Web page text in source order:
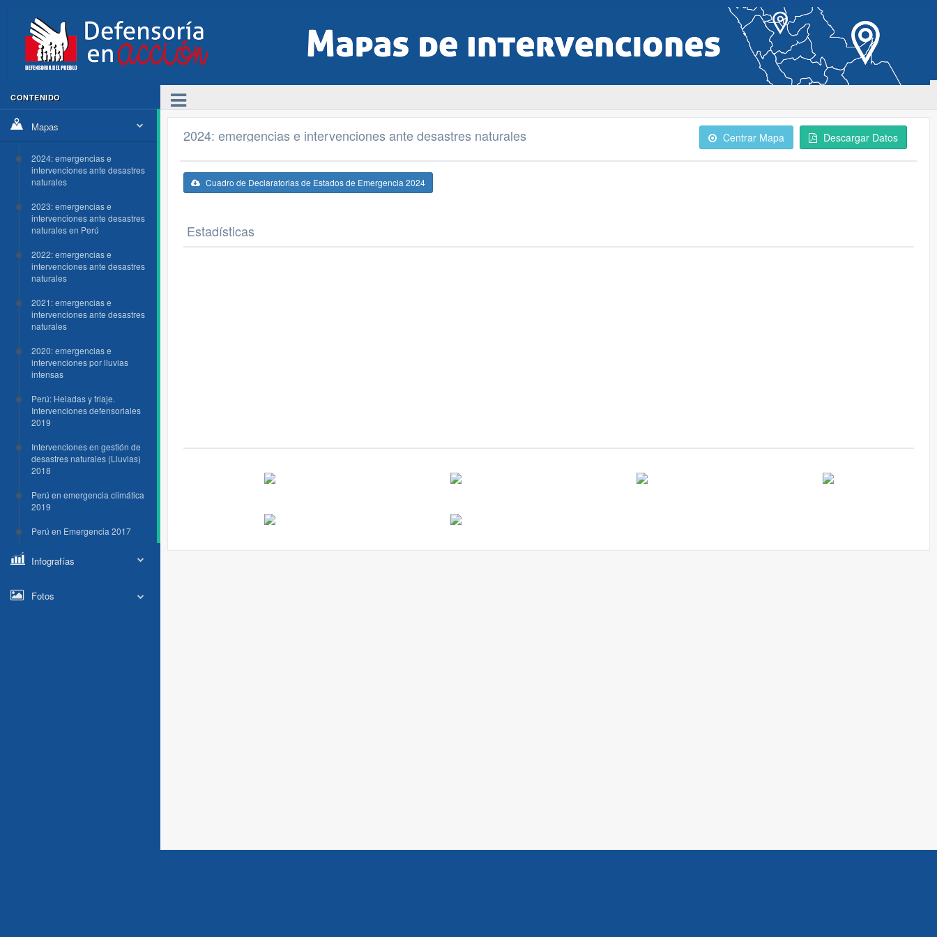
CONTENIDO
Mapas
2024: emergencias e
intervenciones ante desastres
naturales
2023: emergencias e
intervenciones ante desastres
naturales en Perú
2022: emergencias e
intervenciones ante desastres
naturales
2021: emergencias e
intervenciones ante desastres
naturales
2020: emergencias e
intervenciones por lluvias
intensas
Perú: Heladas y friaje.
Intervenciones defensoriales
2019
Intervenciones en gestión de
desastres naturales (Lluvias)
2018
Perú en emergencia climática
2019
Perú en Emergencia 2017
Infografías
Fotos
2024: emergencias e intervenciones ante desastres naturales Centrar Mapa Descargar Datos
Cuadro de Declaratorias de Estados de Emergencia 2024
Estadísticas